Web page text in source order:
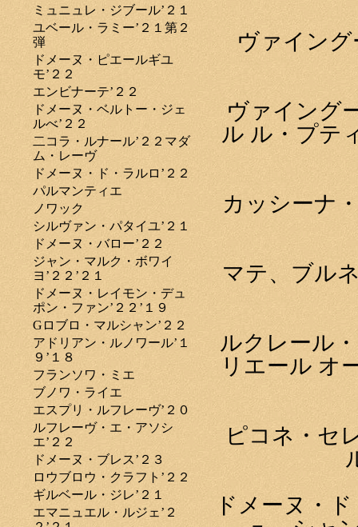
ミュニュレ・ジブール’２１
ユベール・ラミー’２１第２
弾
ドメーヌ・ピエールギユ
モ’２２
エンビナーテ’２２
ドメーヌ・ベルトー・ジェ
ルべ’２２
二コラ・ルナール’２２マダ
ム・レーヴ
ドメーヌ・ド・ラルロ’２２
パルマンティエ
ノワック
シルヴァン・パタイユ’２１
ドメーヌ・バロー’２２
ジャン・マルク・ボワイ
ヨ’２２’２１
ドメーヌ・レイモン・デュ
ポン・ファン’２２’１９
Gロブロ・マルシャン’２２
アドリアン・ルノワール’１
９’１８
フランソワ・ミエ
ブノワ・ライエ
エスプリ・ルフレーヴ’２０
ルフレーヴ・エ・アソシ
エ’２２
ドメーヌ・ブレス’２３
ロウブロウ・クラフト’２２
ギルベール・ジレ’２１
エマニュエル・ルジェ’２
ヴァイン
ヴァイング
ル ル・プテ
カッシーナ
マテ、ブル
ルクレール
リエール オ
ピコネ・セ
ドメーヌ・